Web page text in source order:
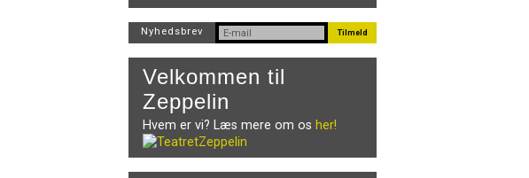
Nyhedsbrev
Velkommen til
Zeppelin
Hvem er vi? Læs mere om os her!